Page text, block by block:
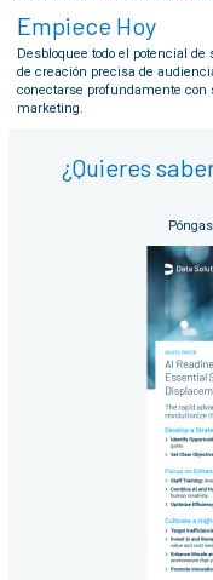
Empiece Hoy
Desbloquee todo el potencial
de creación precisa de
conectarse profundamente con
marketing.
¿Quieres